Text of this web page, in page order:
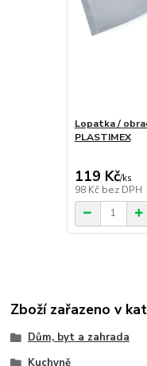
Lopatka /
PLASTIMEX
119 Kč/ks
98 Kč bez DPH
Zboží zařazeno v
Dům, byt a zahrada
Kuchyně